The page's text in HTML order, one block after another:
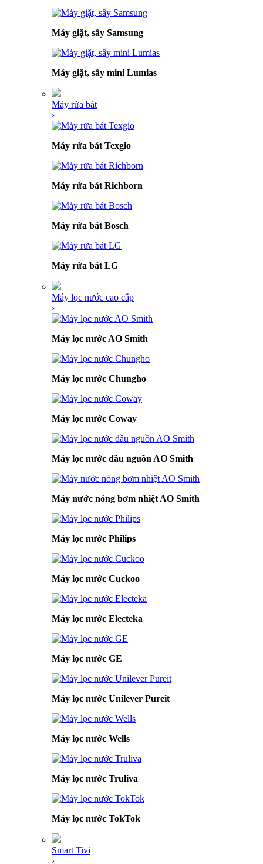
Máy giặt, sấy Samsung
Máy giặt, sấy mini Lumias
Máy rửa bát
›
Máy rửa bát Texgio
Máy rửa bát Richborn
Máy rửa bát Bosch
Máy rửa bát LG
Máy lọc nước cao cấp
›
Máy lọc nước AO Smith
Máy lọc nước Chungho
Máy lọc nước Coway
Máy lọc nước đầu nguồn AO Smith
Máy nước nóng bơm nhiệt AO Smith
Máy lọc nước Philips
Máy lọc nước Cuckoo
Máy lọc nước Electeka
Máy lọc nước GE
Máy lọc nước Unilever Pureit
Máy lọc nước Wells
Máy lọc nước Truliva
Máy lọc nước TokTok
Smart Tivi
›